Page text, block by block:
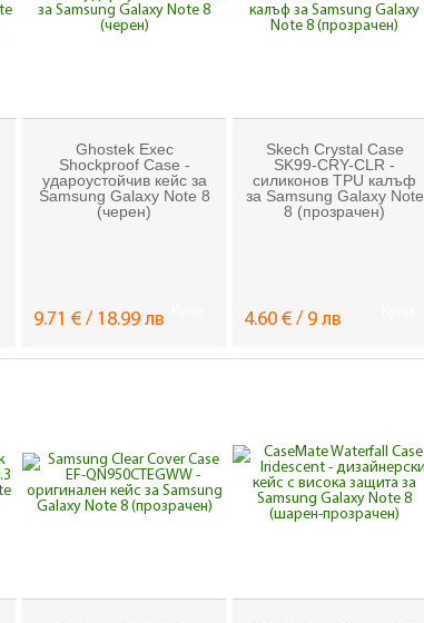
Ghostek Exec
Shockproof Case -
удароустойчив кейс за
Samsung Galaxy Note 8
(черен)
9.71 € / 18.99 лв
Skech Crystal Case
SK99-CRY-CLR -
силиконов TPU калъф
за Samsung Galaxy Note
8 (прозрачен)
4.60 € / 9 лв